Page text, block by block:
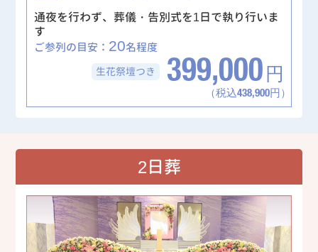
通夜を行わず、葬儀・告別式を1日で執り行いま
す
ご参列の目安： 20名程度
生花祭壇つき 399,000 円
（税込438,900円）
2日葬